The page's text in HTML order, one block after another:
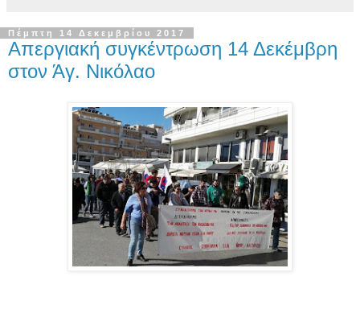
Πέμπτη 14 Δεκεμβρίου 2017
Απεργιακή συγκέντρωση 14 Δεκέμβρη
στον Άγ. Νικόλαο